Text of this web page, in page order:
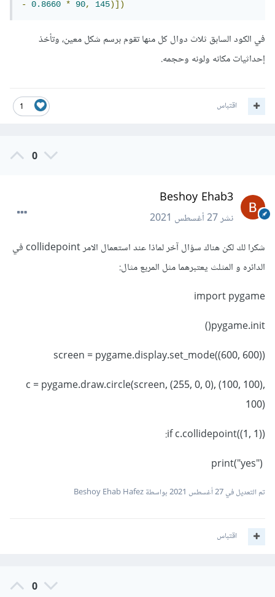
- 0.8660 * 90, 145)])
في الكود السابق ثلاث دوال كل منها تقوم برسم شكل معين، وتأخذ
إحداثيات مكانه ولونه وحجمه.
1 اقتباس
0
Beshoy Ehab3
نشر27 أغسطس 2021
شكرا لك لكن هناك سؤال آخر لماذا عند استعمال الامر collidepoint في
الدائره و المثلث يعتبرهما مثل المربع مثال:
import pygame
pygame.init()
screen = pygame.display.set_mode((600, 600))
c = pygame.draw.circle(screen, (255, 0, 0), (100, 100),
100)
if c.collidepoint((1, 1)):
تم التعديل في27 أغسطس 2021 بواسطة Beshoy Ehab Hafez
اقتباس
0